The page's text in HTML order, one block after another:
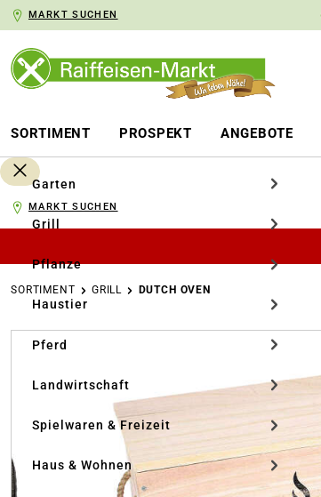
Zur Hauptnavigation springen
MARKT SUCHEN
SORTIMENT PROSPEKT ANGEBOTE
Garten
Grill
Pflanze
Haustier
Pferd
Landwirtschaft
Spielwaren & Freizeit
Haus & Wohnen
MARKT SUCHEN
SORTIMENT GRILL DUTCH OVEN
Bildergalerie überspringen